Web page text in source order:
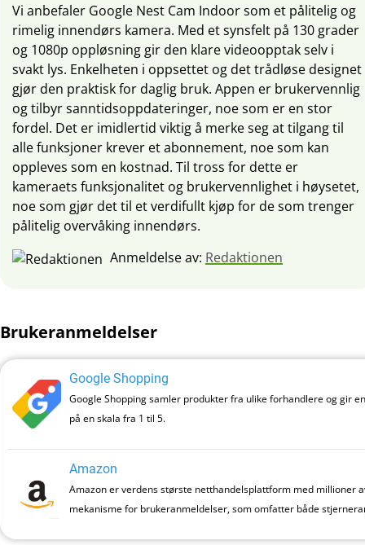
Vi anbefaler Google Nest Cam Indoor som et pålitelig og
rimelig innendørs kamera. Med et synsfelt på 130 grader
og 1080p oppløsning gir den klare videoopptak selv i
svakt lys. Enkelheten i oppsettet og det trådløse designet
gjør den praktisk for daglig bruk. Appen er brukervennlig
og tilbyr sanntidsoppdateringer, noe som er en stor
fordel. Det er imidlertid viktig å merke seg at tilgang til
alle funksjoner krever et abonnement, noe som kan
oppleves som en kostnad. Til tross for dette er
kameraets funksjonalitet og brukervennlighet i høysetet,
noe som gjør det til et verdifullt kjøp for de som trenger
pålitelig overvåking innendørs.
Anmeldelse av: Redaktionen
Brukeranmeldelser
Google Shopping
Google Shopping samler produkter fra ulike forhandlere og gir
på en skala fra 1 til 5.
Amazon
Amazon er verdens største netthandelsplattform med millioner
mekanisme for brukeranmeldelser, som omfatter både